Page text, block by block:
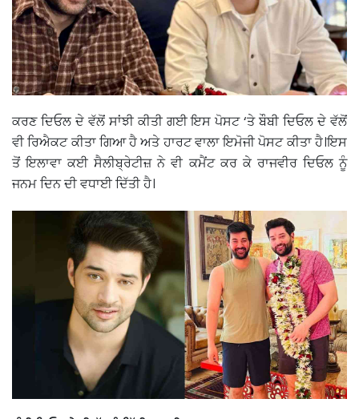
ਕਰਣ ਦਿਓਲ ਦੇ ਵੱਲੋਂ ਸਾਂਝੀ ਕੀਤੀ ਗਈ ਇਸ ਪੋਸਟ ‘ਤੇ ਬੌਬੀ ਦਿਓਲ ਦੇ ਵੱਲੋਂ
ਵੀ ਰਿਐਕਟ ਕੀਤਾ ਗਿਆ ਹੈ ਅਤੇ ਹਾਰਟ ਵਾਲਾ ਇਮੋਜੀ ਪੋਸਟ ਕੀਤਾ ਹੈ।ਇਸ
ਤੋਂ ਇਲਾਵਾ ਕਈ ਸੈਲੀਬ੍ਰੇਟੀਜ਼ ਨੇ ਵੀ ਕਮੈਂਟ ਕਰ ਕੇ ਰਾਜਵੀਰ ਦਿਓਲ ਨੂੰ
ਜਨਮ ਦਿਨ ਦੀ ਵਧਾਈ ਦਿੱਤੀ ਹੈ।